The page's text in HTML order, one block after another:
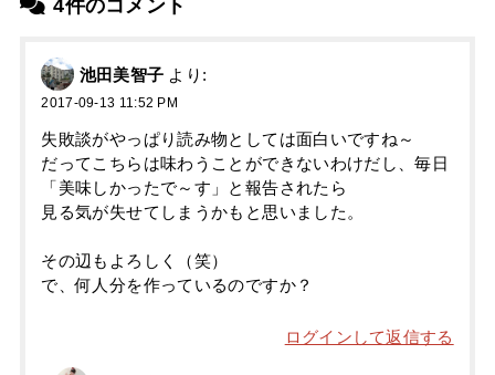
4件のコメント
池田美智子 より:
2017-09-13 11:52 PM
失敗談がやっぱり読み物としては面白いですね～
だってこちらは味わうことができないわけだし、毎日
「美味しかったで～す」と報告されたら
見る気が失せてしまうかもと思いました。
その辺もよろしく（笑）
で、何人分を作っているのですか？
ログインして返信する